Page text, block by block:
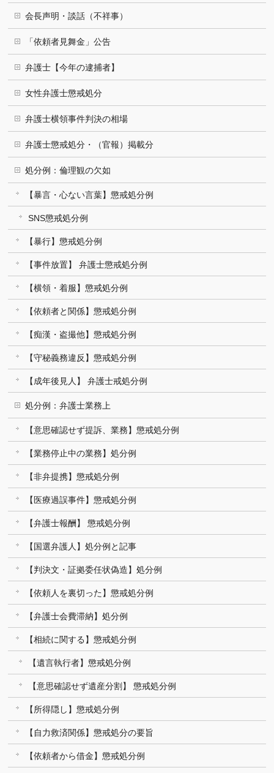
会長声明・談話（不祥事）
「依頼者見舞金」公告
弁護士【今年の逮捕者】
女性弁護士懲戒処分
弁護士横領事件判決の相場
弁護士懲戒処分・（官報）掲載分
処分例：倫理観の欠如
【暴言・心ない言葉】懲戒処分例
SNS懲戒処分例
【暴行】懲戒処分例
【事件放置】 弁護士懲戒処分例
【横領・着服】懲戒処分例
【依頼者と関係】懲戒処分例
【痴漢・盗撮他】懲戒処分例
【守秘義務違反】懲戒処分例
【成年後見人】 弁護士戒処分例
処分例：弁護士業務上
【意思確認せず提訴、業務】懲戒処分例
【業務停止中の業務】処分例
【非弁提携】懲戒処分例
【医療過誤事件】懲戒処分例
【弁護士報酬】 懲戒処分例
【国選弁護人】処分例と記事
【判決文・証拠委任状偽造】処分例
【依頼人を裏切った】懲戒処分例
【弁護士会費滞納】処分例
【相続に関する】懲戒処分例
【遺言執行者】懲戒処分例
【意思確認せず遺産分割】 懲戒処分例
【所得隠し】懲戒処分例
【自力救済関係】懲戒処分の要旨
【依頼者から借金】懲戒処分例